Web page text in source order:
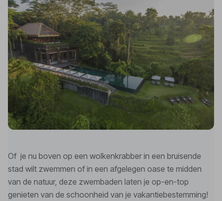
Of je nu boven op een wolkenkrabber in een bruisende
stad wilt zwemmen of in een afgelegen oase te midden
van de natuur, deze zwembaden laten je op-en-top
genieten van de schoonheid van je vakantiebestemming!